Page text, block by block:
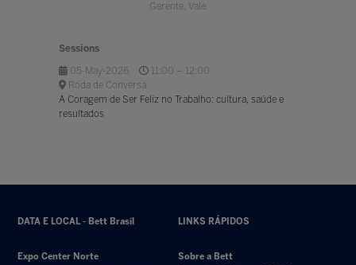
Gerente, Vale
Sessions
05-May-2026
11:00 – 12:00
Roda de Conversa
A Coragem de Ser Feliz no Trabalho: cultura, saúde e
resultados
DATA E LOCAL - Bett Brasil
Expo Center Norte
LINKS RÁPIDOS
Sobre a Bett